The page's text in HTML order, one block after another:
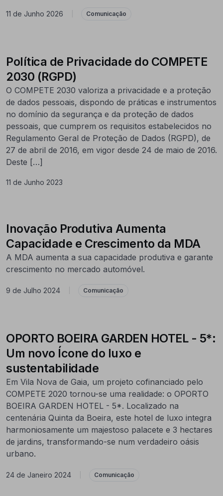
11 de Junho 2026 Comunicação
Política de Privacidade do COMPETE
2030 (RGPD)
O COMPETE 2030 valoriza a privacidade e a proteção
de dados pessoais, dispondo de práticas e instrumentos
no domínio da segurança e da proteção de dados
pessoais, que cumprem os requisitos estabelecidos no
Regulamento Geral de Proteção de Dados (RGPD), de
27 de abril de 2016, em vigor desde 24 de maio de 2016.
Deste […]
11 de Junho 2023
Inovação Produtiva Aumenta
Capacidade e Crescimento da MDA
A MDA aumenta a sua capacidade produtiva e garante
crescimento no mercado automóvel.
9 de Julho 2024 Comunicação
OPORTO BOEIRA GARDEN HOTEL - 5*:
Um novo Ícone do luxo e
sustentabilidade
Em Vila Nova de Gaia, um projeto cofinanciado pelo
COMPETE 2020 tornou-se uma realidade: o OPORTO
BOEIRA GARDEN HOTEL - 5*. Localizado na
centenária Quinta da Boeira, este hotel de luxo integra
harmoniosamente um majestoso palacete e 3 hectares
de jardins, transformando-se num verdadeiro oásis
urbano.
24 de Janeiro 2024 Comunicação